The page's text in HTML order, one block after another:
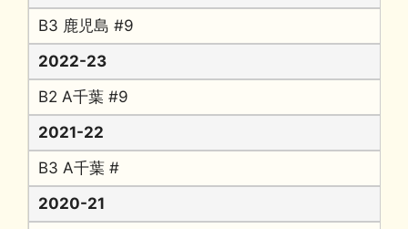
B3 鹿児島 #9
2022-23
B2 A千葉 #9
2021-22
B3 A千葉 #
2020-21